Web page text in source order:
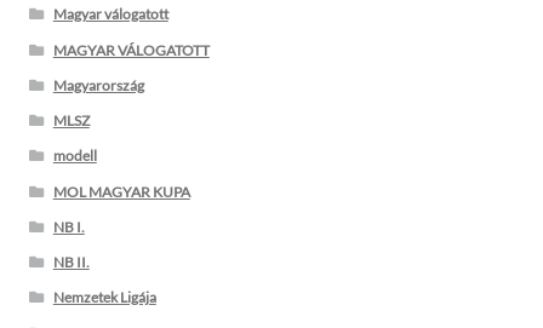
Magyar válogatott
MAGYAR VÁLOGATOTT
Magyarország
MLSZ
modell
MOL MAGYAR KUPA
NB I.
NB II.
Nemzetek Ligája